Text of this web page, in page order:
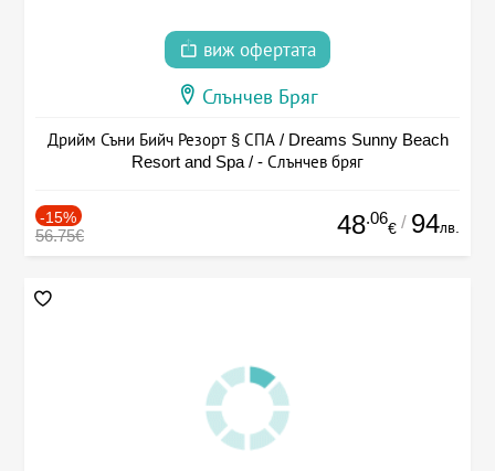
виж офертата
Слънчев Бряг
Дрийм Съни Бийч Резорт § СПА / Dreams Sunny Beach
Resort and Spa / - Слънчев бряг
-15%
56.75€ 48.06
€ / 94лв.